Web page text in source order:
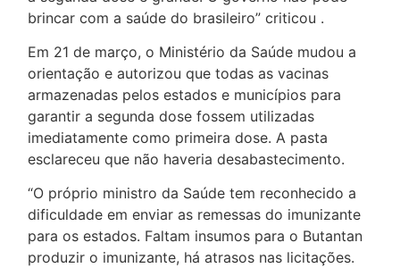
brincar com a saúde do brasileiro” criticou .
Em 21 de março, o Ministério da Saúde mudou a
orientação e autorizou que todas as vacinas
armazenadas pelos estados e municípios para
garantir a segunda dose fossem utilizadas
imediatamente como primeira dose. A pasta
esclareceu que não haveria desabastecimento.
“O próprio ministro da Saúde tem reconhecido a
dificuldade em enviar as remessas do imunizante
para os estados. Faltam insumos para o Butantan
produzir o imunizante, há atrasos nas licitações.